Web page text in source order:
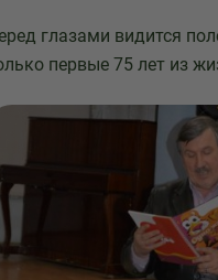
глазами видится
первые 75 лет из